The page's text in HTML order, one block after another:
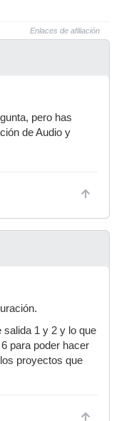
Enlaces de afiliación
pero has
de Audio y
salida 1 y 2 y lo que
para poder hacer
proyectos que